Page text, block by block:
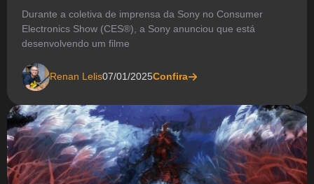
Durante a coletiva de imprensa da Sony no Consumer
Electronics Show (CES®), a Sony anunciou que está
desenvolvendo um filme
Renan Lelis07/01/2025Confira